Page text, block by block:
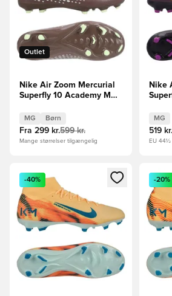
Outlet
Nike Air Zoom Mercurial
Superfly 10 Academy MG
Brun/Sølv Børn
MG Børn
Fra 299 kr.599 kr.
Mange størrelser tilgængelig
Nike
Lilla/
MG
519 kr.
EU 44½
Åbner en Modal til at logge ind eller
-40% -20%